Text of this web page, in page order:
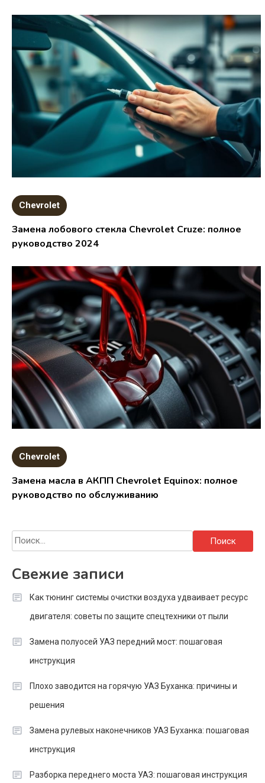
Chevrolet
Замена лобового стекла Chevrolet Cruze: полное
руководство 2024
Chevrolet
Замена масла в АКПП Chevrolet Equinox: полное
руководство по обслуживанию
Найти:
Свежие записи
Как тюнинг системы очистки воздуха удваивает ресурс
двигателя: советы по защите спецтехники от пыли
Замена полуосей УАЗ передний мост: пошаговая
инструкция
Плохо заводится на горячую УАЗ Буханка: причины и
решения
Замена рулевых наконечников УАЗ Буханка: пошаговая
инструкция
Разборка переднего моста УАЗ: пошаговая инструкция